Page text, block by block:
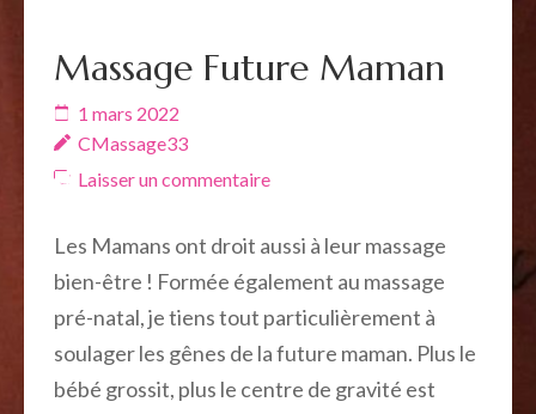
Massage Future Maman
1 mars 2022
CMassage33
Laisser un commentaire
Les Mamans ont droit aussi à leur massage
bien-être ! Formée également au massage
pré-natal, je tiens tout particulièrement à
soulager les gênes de la future maman. Plus le
bébé grossit, plus le centre de gravité est